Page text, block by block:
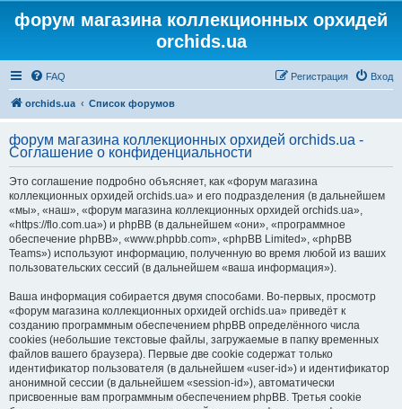
форум магазина коллекционных орхидей
orchids.ua
FAQ Вход
Регистрация
orchids.ua Список форумов
форум магазина коллекционных орхидей orchids.ua -
Соглашение о конфиденциальности
Это соглашение подробно объясняет, как «форум магазина
коллекционных орхидей orchids.ua» и его подразделения (в дальнейшем
«мы», «наш», «форум магазина коллекционных орхидей orchids.ua»,
«https://flo.com.ua») и phpBB (в дальнейшем «они», «программное
обеспечение phpBB», «www.phpbb.com», «phpBB Limited», «phpBB
Teams») используют информацию, полученную во время любой из ваших
пользовательских сессий (в дальнейшем «ваша информация»).
Ваша информация собирается двумя способами. Во-первых, просмотр
«форум магазина коллекционных орхидей orchids.ua» приведёт к
созданию программным обеспечением phpBB определённого числа
cookies (небольшие текстовые файлы, загружаемые в папку временных
файлов вашего браузера). Первые две cookie содержат только
идентификатор пользователя (в дальнейшем «user-id») и идентификатор
анонимной сессии (в дальнейшем «session-id»), автоматически
присвоенные вам программным обеспечением phpBB. Третья cookie